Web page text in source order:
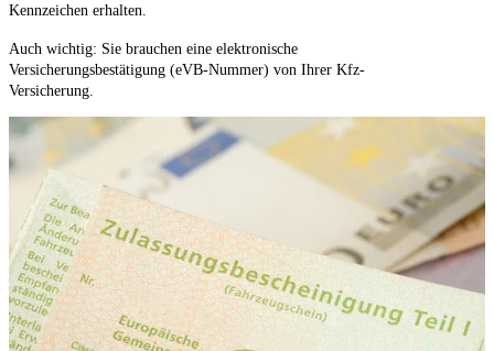
Kennzeichen erhalten.
Auch wichtig: Sie brauchen eine elektronische
Versicherungsbestätigung (eVB-Nummer) von Ihrer Kfz-
Versicherung.